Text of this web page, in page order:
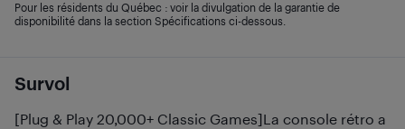
Survol
[Plug & Play 20,000+ Classic Games]La console rétro a
Pour les résidents du Québec : voir la divulgation de la garantie de
disponibilité dans la section Spécifications ci-dessous.